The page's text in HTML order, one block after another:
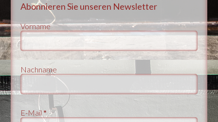
Abonnieren Sie unseren Newsletter
Vorname
Nachname
E-Mail *